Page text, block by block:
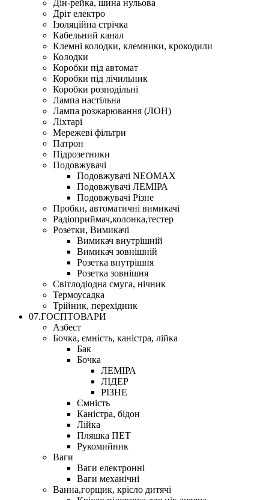
Дін-рейка, шина нульова
Дріт електро
Ізоляційна стрічка
Кабельний канал
Клемні колодки, клемники, крокодили
Колодки
Коробки під автомат
Коробки під лічильник
Коробки розподільні
Лампа настільна
Лампа розжарювання (ЛОН)
Ліхтарі
Мережеві фільтри
Патрон
Підрозетники
Подовжувачі
Подовжувачі NEOMAX
Подовжувачі ЛЕМІРА
Подовжувачі Різне
Пробки, автоматичні вимикачі
Радіоприймач,колонка,тестер
Розетки, Вимикачі
Вимикач внутрішній
Вимикач зовнішній
Розетка внутрішня
Розетка зовнішня
Світлодіодна смуга, нічник
Термоусадка
Трійник, перехідник
07.ГОСПТОВАРИ
Азбест
Бочка, ємність, каністра, лійка
Бак
Бочка
ЛЕМІРА
ЛІДЕР
РІЗНЕ
Ємність
Каністра, бідон
Лійка
Пляшка ПЕТ
Рукомийник
Ваги
Ваги електронні
Ваги механічні
Ванна,горщик, крісло дитячі